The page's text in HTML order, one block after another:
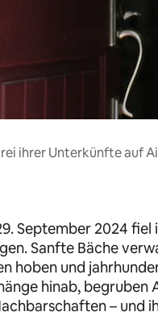
ihrer Unterkünfte auf
September 2024 fiel
Sanfte Bäche
hoben und
hinab,
– und